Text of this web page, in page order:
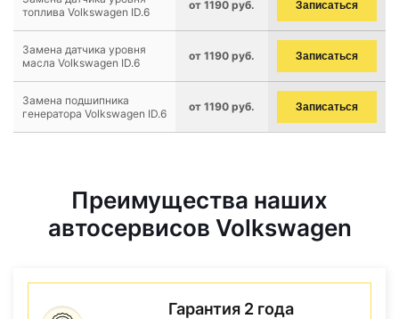
топлива Volkswagen ID.6
от 1190 руб. Записаться
Замена датчика уровня
масла Volkswagen ID.6
от 1190 руб. Записаться
Замена подшипника
генератора Volkswagen ID.6
от 1190 руб. Записаться
Преимущества наших
автосервисов Volkswagen
Гарантия 2 года